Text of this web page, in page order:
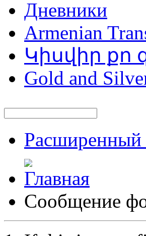
Дневники
Armenian
Կիսվիր քո
Gold and
Расширенный
Сообщение